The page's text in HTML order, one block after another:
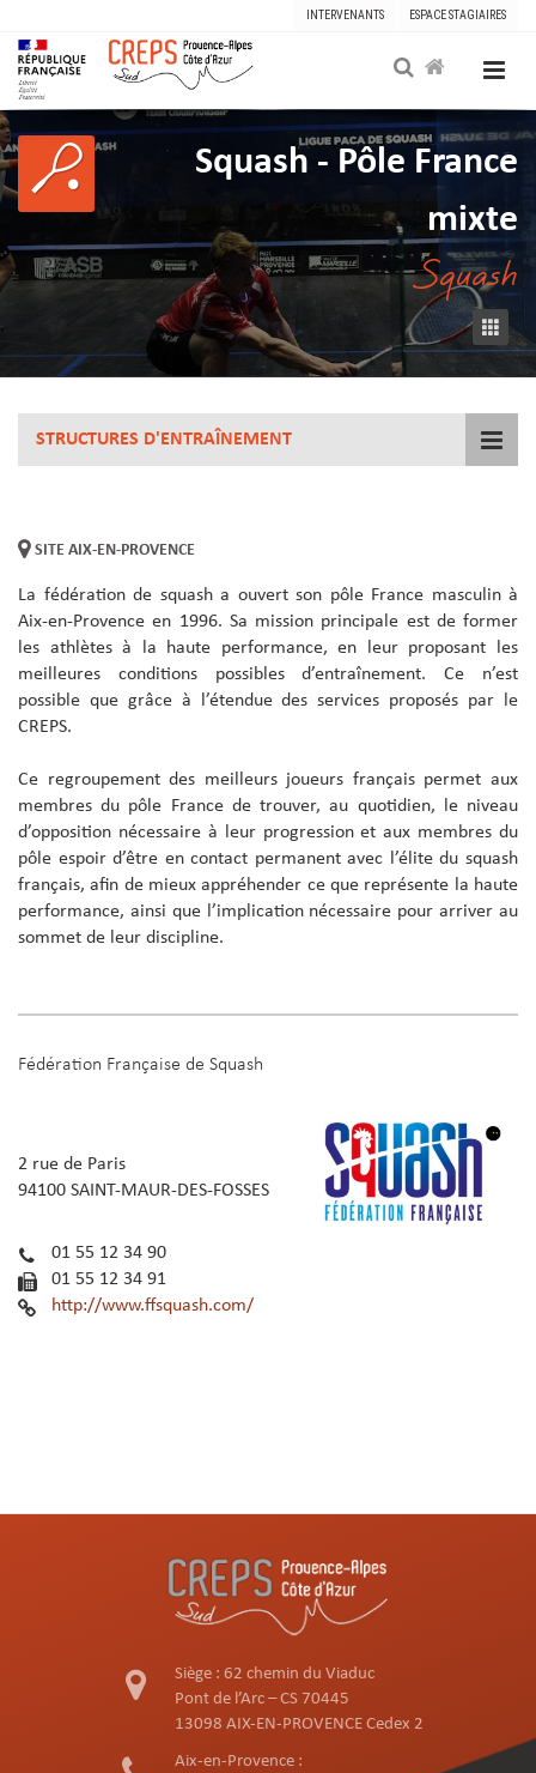
INTERVENANTS ESPACE STAGIAIRES
Squash - Pôle France
mixte
Squash
STRUCTURES D'ENTRAÎNEMENT
SITE AIX-EN-PROVENCE
La fédération de squash a ouvert son pôle France masculin à
Aix-en-Provence en 1996. Sa mission principale est de former
les athlètes à la haute performance, en leur proposant les
meilleures conditions possibles d’entraînement. Ce n’est
possible que grâce à l’étendue des services proposés par le
CREPS.
Ce regroupement des meilleurs joueurs français permet aux
membres du pôle France de trouver, au quotidien, le niveau
d’opposition nécessaire à leur progression et aux membres du
pôle espoir d’être en contact permanent avec l’élite du squash
français, afin de mieux appréhender ce que représente la haute
performance, ainsi que l’implication nécessaire pour arriver au
sommet de leur discipline.
Fédération Française de Squash
2 rue de Paris
94100 SAINT-MAUR-DES-FOSSES
01 55 12 34 90
01 55 12 34 91
http://www.ffsquash.com/
Siège : 62 chemin du Viaduc
Pont de l’Arc – CS 70445
13098 AIX-EN-PROVENCE Cedex 2
Aix-en-Provence :